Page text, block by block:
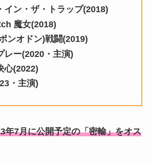
イン・ザ・トラップ(2018)
魔女(2018)
ンオドン)戦闘(2019)
レー(2020・主演)
心(2022)
・主演)
年7月に公開予定の「密輸」をオス